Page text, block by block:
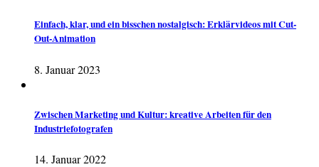
Einfach, klar, und ein bisschen nostalgisch: Erklärvideos mit Cut-
Out-Animation
8. Januar 2023
Zwischen Marketing und Kultur: kreative Arbeiten für den
Industriefotografen
14. Januar 2022